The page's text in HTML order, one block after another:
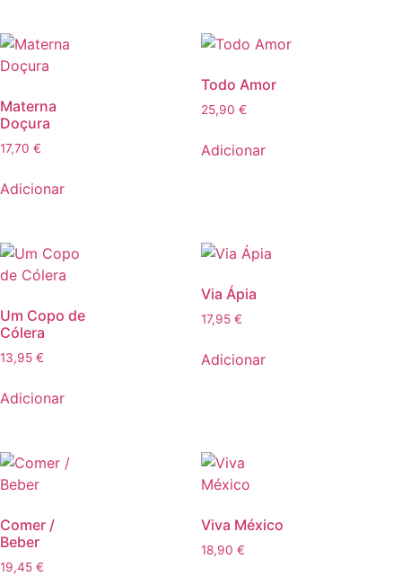
Materna
Doçura
17,70 €
Adicionar
Todo Amor
25,90 €
Adicionar
Um Copo de
Cólera
13,95 €
Adicionar
Via Ápia
17,95 €
Adicionar
Comer /
Beber
19,45 €
Viva México
18,90 €